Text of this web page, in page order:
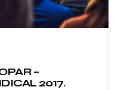
–
2017.